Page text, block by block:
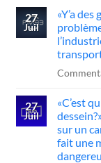
27
Juil
«Y’a des
27
Juil
«C’est
sur un
fait une